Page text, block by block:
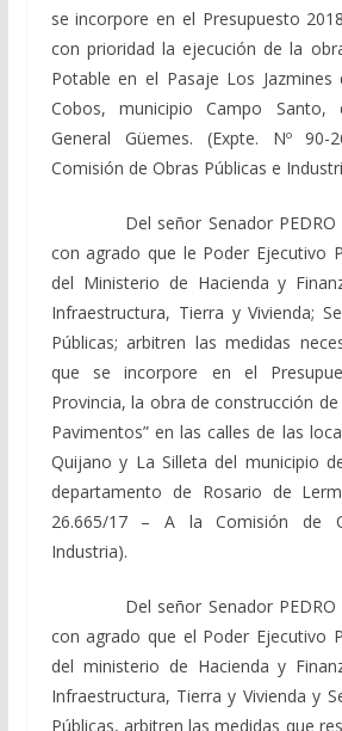
se incorpore en el Presupuesto
con prioridad la ejecución de la
Potable en el Pasaje Los
Cobos, municipio Campo Santo,
General Güemes. (Expte. Nº
Comisión de Obras Públicas e
Del señor Senador PEDRO
con agrado que le Poder Ejecutivo
del Ministerio de Hacienda y
Infraestructura, Tierra y Vivienda;
Públicas; arbitren las medidas
que se incorpore en el
Provincia, la obra de construcción
Pavimentos” en las calles de las
Quijano y La Silleta del municipio
departamento de Rosario de
26.665/17 – A la Comisión de
Industria).
Del señor Senador PEDRO
con agrado que el Poder Ejecutivo
del ministerio de Hacienda y
Infraestructura, Tierra y Vivienda y
Públicas, arbitren las medidas que